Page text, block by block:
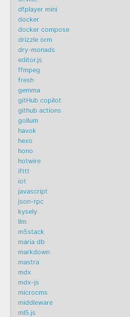
dfplayer mini
docker
docker compose
drizzle orm
dry-monads
editor.js
ffmpeg
fresh
gemma
gitHub copilot
github actions
gollum
havok
hexo
hono
hotwire
ifttt
iot
javascript
json-rpc
kysely
llm
m5stack
maria db
markdown
mastra
mdx
mdx-js
microcms
middleware
ml5.js